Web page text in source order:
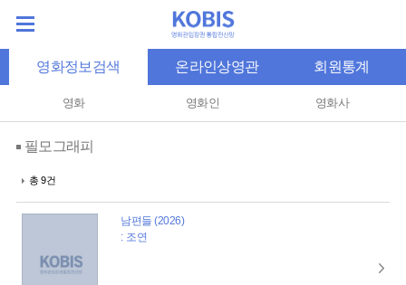
영화정보검색 온라인상영관 회원통계
영화 영화인 영화사
필모그래피
총 9건
남편들 (2026)
: 조연